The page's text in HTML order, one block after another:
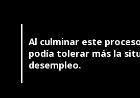
Al culminar este
podía tolerar más la
desempleo.